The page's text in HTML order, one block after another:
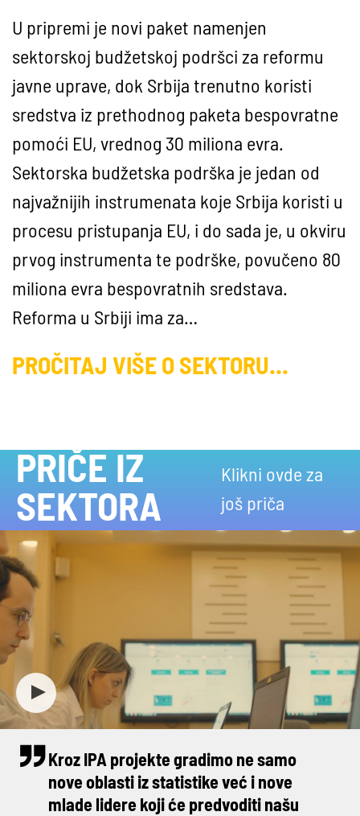
U pripremi je novi paket namenjen
sektorskoj budžetskoj podršci za reformu
javne uprave, dok Srbija trenutno koristi
sredstva iz prethodnog paketa bespovratne
pomoći EU, vrednog 30 miliona evra.
Sektorska budžetska podrška je jedan od
najvažnijih instrumenata koje Srbija koristi u
procesu pristupanja EU, i do sada je, u okviru
prvog instrumenta te podrške, povučeno 80
miliona evra bespovratnih sredstava.
Reforma u Srbiji ima za…
PROČITAJ VIŠE O SEKTORU...
PRIČE IZ
SEKTORA
Klikni ovde za
još priča
Kroz IPA projekte gradimo ne samo
nove oblasti iz statistike već i nove
mlade lidere koji će predvoditi našu